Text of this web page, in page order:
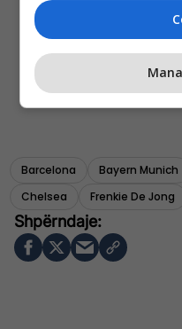
Barcelona Bayern Munich
Chelsea
Frenkie De Jong